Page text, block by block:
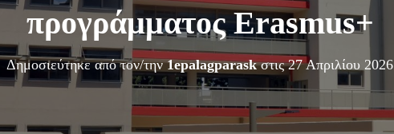
προγράμματος Erasmus+
Δημοσιεύτηκε από τον/την1epalagparaskστις27 Απριλίου 2026